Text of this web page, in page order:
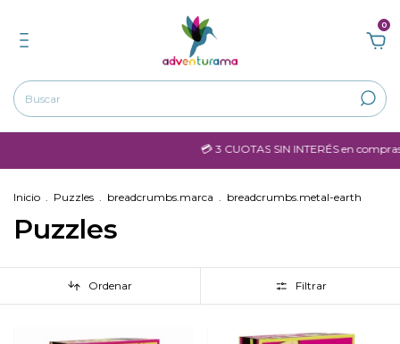
0
💳 3 CUOTAS SIN INTERÉS en compras
Inicio . Puzzles . breadcrumbs.marca . breadcrumbs.metal-earth
Puzzles
Ordenar Filtrar